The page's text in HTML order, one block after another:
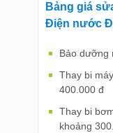
Bảng giá
Điện nước
Bảo dưỡng
Thay bi
400.000 đ
Thay bi
khoảng